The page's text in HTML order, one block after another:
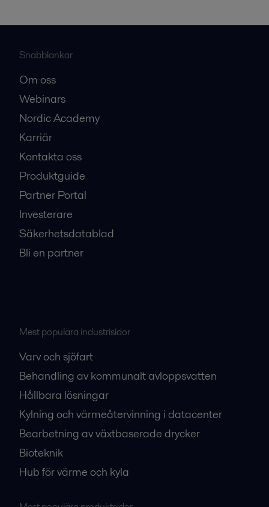
Snabblänkar
Om oss
Webinars
Nordic Academy
Karriär
Kontakta oss
Produktguide
Partner Portal
Investerare
Säkerhetsdatablad
Bli en partner
Mest populära industrisidor
Varv och sjöfart
Behandling av kommunalt avloppsvatten
Hållbara lösningar
Kylning och värmeåtervinning i datacenter
Bearbetning av växtbaserade drycker
Bioteknik
Hub för värme och kyla